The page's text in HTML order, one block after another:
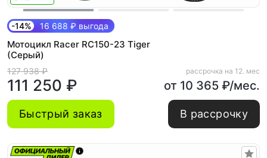
-14% 16 688 ₽ выгода
Мотоцикл Racer RC150-23 Tiger
(Серый)
127 938 ₽
111 250 ₽
рассрочка на 12. мес
от 10 365 ₽/мес.
Быстрый заказ В рассрочку